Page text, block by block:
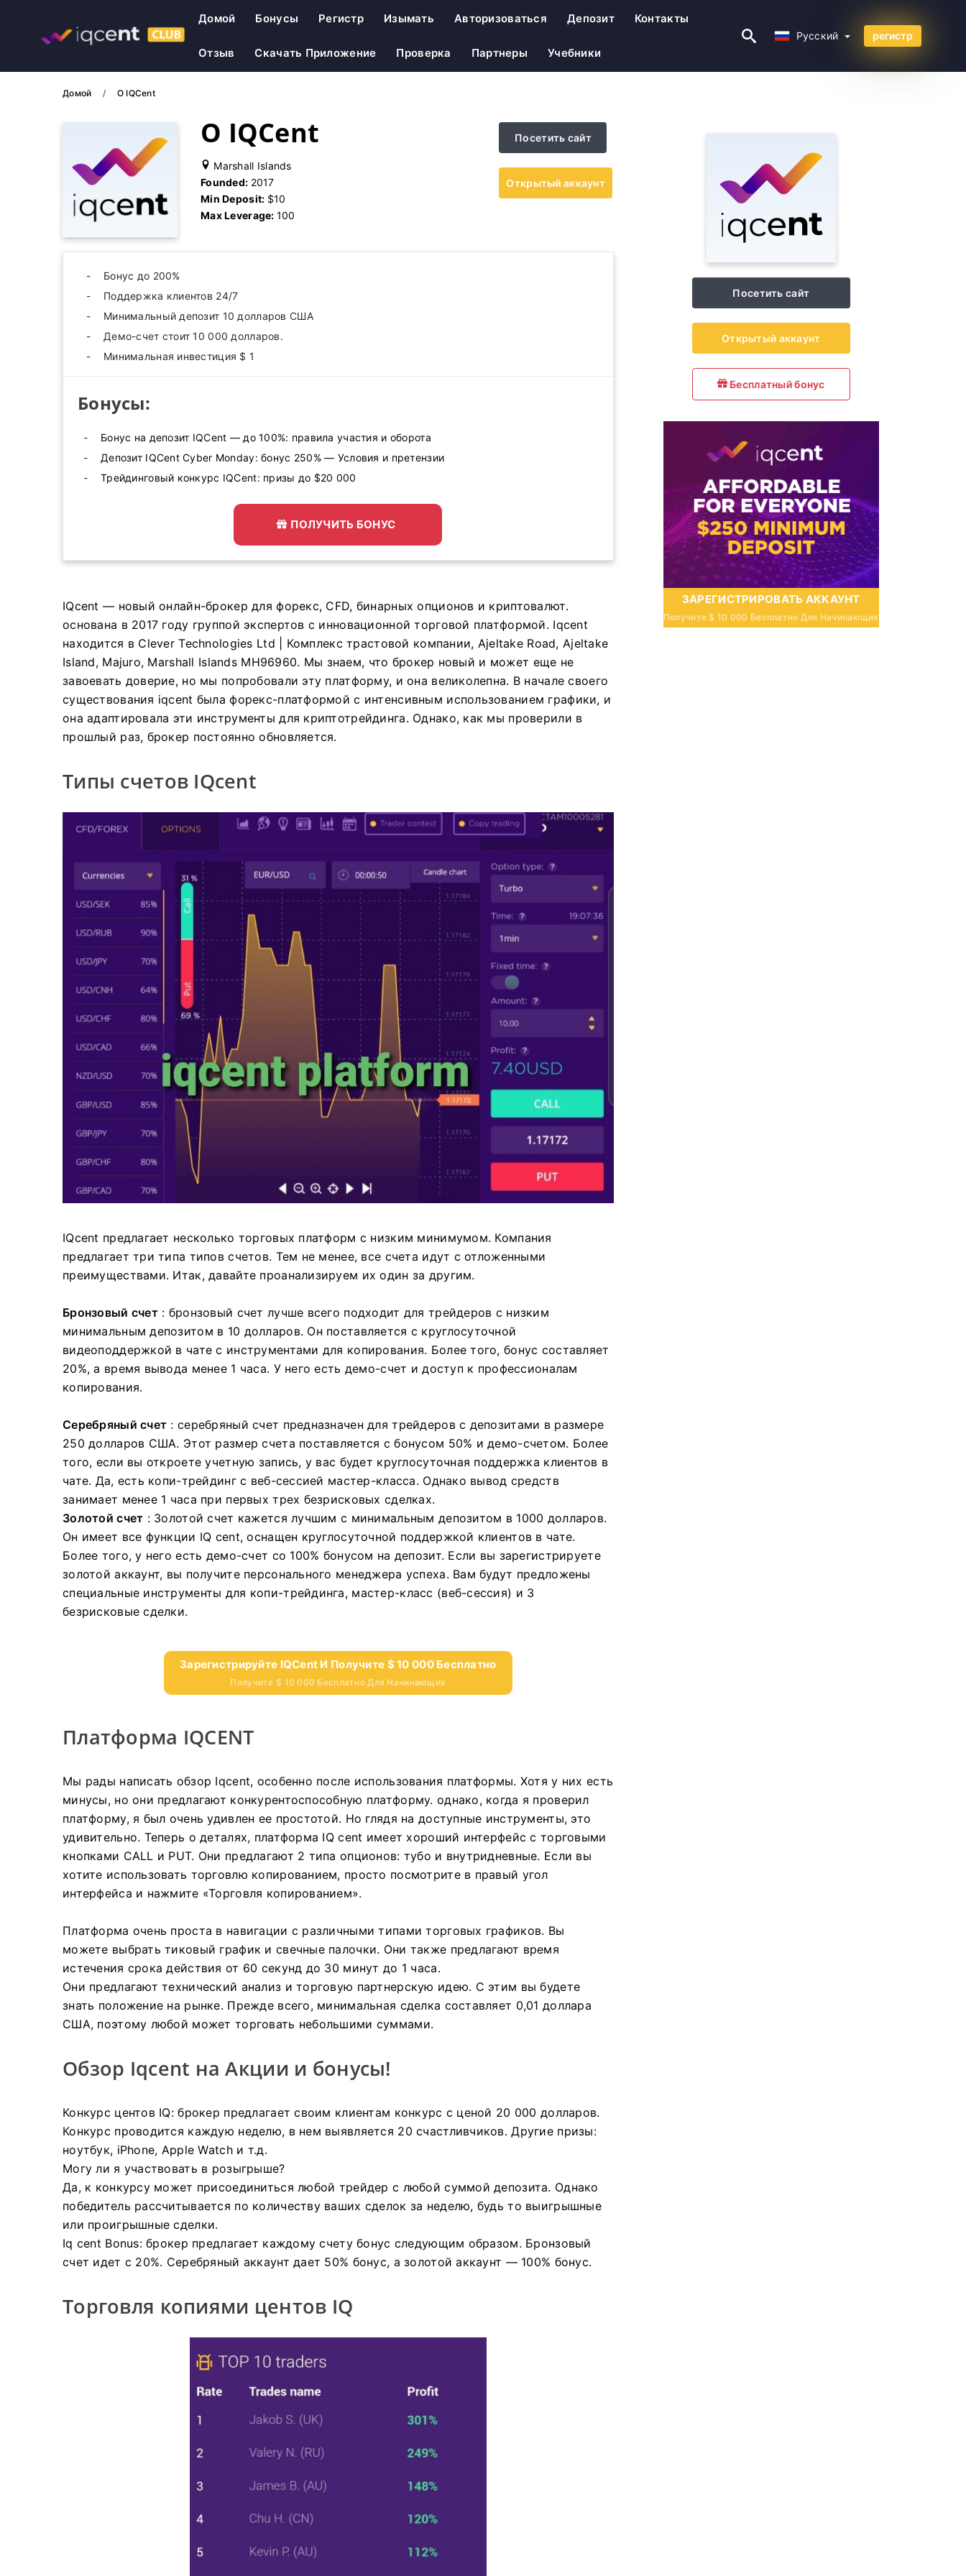
Домой Бонусы Регистр Изымать Авторизоваться Депозит Контакты
Отзыв Скачать Приложение Проверка Партнеры Учебники
Русский регистр
Домой О IQCent
О IQCent
Marshall Islands
Founded: 2017
Min Deposit: $10
Max Leverage: 100
Посетить сайт
Открытый аккаунт
Бонус до 200%
Поддержка клиентов 24/7
Минимальный депозит 10 долларов США
Демо-счет стоит 10 000 долларов.
Минимальная инвестиция $ 1
Бонусы:
Бонус на депозит IQCent — до 100%: правила участия и оборота
Депозит IQCent Cyber ​​Monday: бонус 250% — Условия и претензии
Трейдинговый конкурс IQCent: призы до $20 000
ПОЛУЧИТЬ БОНУС
IQcent — новый онлайн-брокер для форекс, CFD, бинарных опционов и криптовалют.
основана в 2017 году группой экспертов с инновационной торговой платформой. Iqcent
находится в Clever Technologies Ltd | Комплекс трастовой компании, Ajeltake Road, Ajeltake
Island, Majuro, Marshall Islands MH96960. Мы знаем, что брокер новый и может еще не
завоевать доверие, но мы попробовали эту платформу, и она великолепна. В начале своего
существования iqcent была форекс-платформой с интенсивным использованием графики, и
она адаптировала эти инструменты для криптотрейдинга. Однако, как мы проверили в
прошлый раз, брокер постоянно обновляется.
Типы счетов IQcent
IQcent предлагает несколько торговых платформ с низким минимумом. Компания
предлагает три типа типов счетов. Тем не менее, все счета идут с отложенными
преимуществами. Итак, давайте проанализируем их один за другим.
Бронзовый счет: бронзовый счет лучше всего подходит для трейдеров с низким
минимальным депозитом в 10 долларов. Он поставляется с круглосуточной
видеоподдержкой в ​​чате с инструментами для копирования. Более того, бонус составляет
20%, а время вывода менее 1 часа. У него есть демо-счет и доступ к профессионалам
копирования.
Серебряный счет : серебряный счет предназначен для трейдеров с депозитами в размере
250 долларов США. Этот размер счета поставляется с бонусом 50% и демо-счетом. Более
того, если вы откроете учетную запись, у вас будет круглосуточная поддержка клиентов в
чате. Да, есть копи-трейдинг с веб-сессией мастер-класса. Однако вывод средств
занимает менее 1 часа при первых трех безрисковых сделках.
Золотой счет : Золотой счет кажется лучшим с минимальным депозитом в 1000 долларов.
Он имеет все функции IQ cent, оснащен круглосуточной поддержкой клиентов в чате.
Более того, у него есть демо-счет со 100% бонусом на депозит. Если вы зарегистрируете
золотой аккаунт, вы получите персонального менеджера успеха. Вам будут предложены
специальные инструменты для копи-трейдинга, мастер-класс (веб-сессия) и 3
безрисковые сделки.
Зарегистрируйте IQCent И Получите $ 10 000 Бесплатно
Получите $ 10 000 Бесплатно Для Начинающих
Платформа IQCENT
Мы рады написать обзор Iqcent, особенно после использования платформы. Хотя у них есть
минусы, но они предлагают конкурентоспособную платформу. однако, когда я проверил
платформу, я был очень удивлен ее простотой. Но глядя на доступные инструменты, это
удивительно. Теперь о деталях, платформа IQ cent имеет хороший интерфейс с торговыми
кнопками CALL и PUT. Они предлагают 2 типа опционов: тубо и внутридневные. Если вы
хотите использовать торговлю копированием, просто посмотрите в правый угол
интерфейса и нажмите «Торговля копированием».
Платформа очень проста в навигации с различными типами торговых графиков. Вы
можете выбрать тиковый график и свечные палочки. Они также предлагают время
истечения срока действия от 60 секунд до 30 минут до 1 часа.
Они предлагают технический анализ и торговую партнерскую идею. С этим вы будете
знать положение на рынке. Прежде всего, минимальная сделка составляет 0,01 доллара
США, поэтому любой может торговать небольшими суммами.
Обзор Iqcent на Акции и бонусы!
Конкурс центов IQ: брокер предлагает своим клиентам конкурс с ценой 20 000 долларов.
Конкурс проводится каждую неделю, в нем выявляется 20 счастливчиков.Другие призы:
ноутбук, iPhone, Apple Watch и т.д.
Могу ли я участвовать в розыгрыше?
Да, к конкурсу может присоединиться любой трейдер с любой суммой депозита. Однако
победитель рассчитывается по количеству ваших сделок за неделю, будь то выигрышные
или проигрышные сделки.
Iq cent Bonus: брокер предлагает каждому счету бонус следующим образом. Бронзовый
счет идет с 20%. Серебряный аккаунт дает 50% бонус, а золотой аккаунт — 100% бонус.
Торговля копиями центов IQ
Посетить сайт
Открытый аккаунт
Бесплатный бонус
ЗАРЕГИСТРИРОВАТЬ АККАУНТ
Получите $ 10 000 Бесплатно Для Начинающих